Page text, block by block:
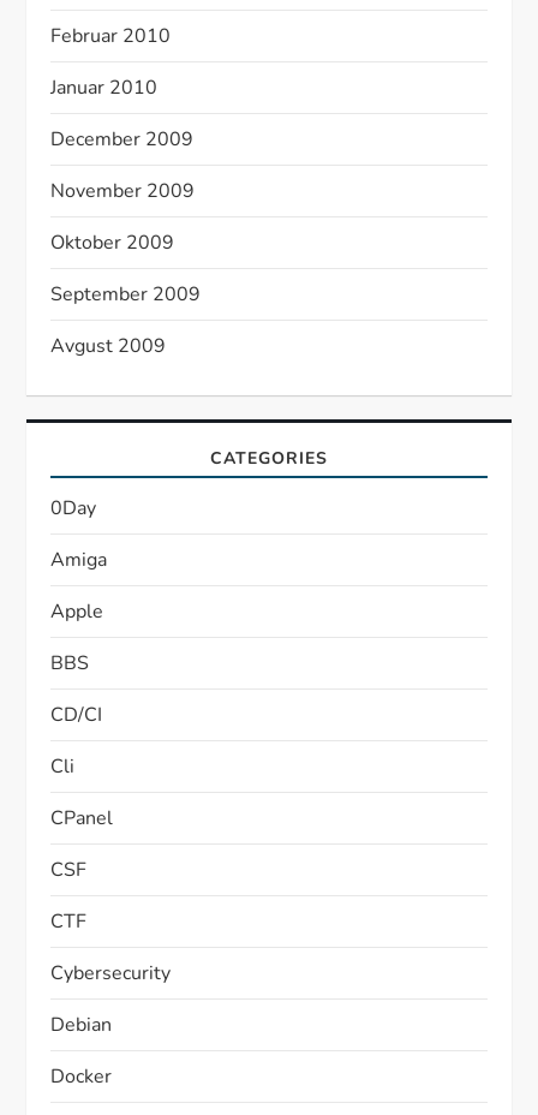
Februar 2010
Januar 2010
December 2009
November 2009
Oktober 2009
September 2009
Avgust 2009
CATEGORIES
0Day
Amiga
Apple
BBS
CD/CI
Cli
CPanel
CSF
CTF
Cybersecurity
Debian
Docker